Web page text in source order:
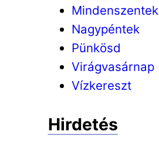
Mindenszentek
Nagypéntek
Pünkösd
Virágvasárnap
Vízkereszt
Hirdetés